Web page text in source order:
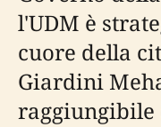
l'UDM è
cuore della
Giardini
raggiungibile